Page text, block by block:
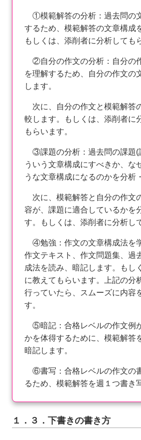
①模範解答の分析：過去問の
するため、模範解答の文章構成
もしくは、添削者に分析しても
②自分の作文の分析：自分の
を理解するため、自分の作文の
します。
次に、自分の作文と模範解答
較します。もしくは、添削者に
もらいます。
③課題の分析：過去問の課題(
ういう文章構成にすべきか、な
うな文章構成になるのかを分析
次に、模範解答と自分の作文
容が、課題に適合しているかを
す。もしくは、添削者に分析し
④勉強：作文の文章構成法を
作文テキスト、作文問題集、過
成法を読み、暗記します。もし
に教えてもらいます。上記の分
行っていたら、スムーズに内容
す。
⑤暗記：合格レベルの作文例
かを体得するために、模範解答
暗記します。
⑥書写：合格レベルの作文の
るため、模範解答を週１つ書き
１．３．下書きの書き方